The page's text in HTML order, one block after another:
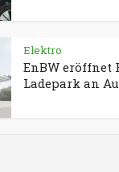
Elektro
EnBW eröffnet
Ladepark an